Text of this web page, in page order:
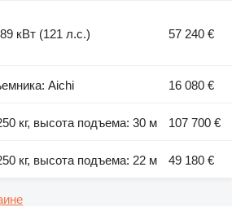
кВт (121 л.с.) 57 240 €
Aichi 16 080 €
кг, высота подъема: 30 м 107 700 €
кг, высота подъема: 22 м
49 180 €